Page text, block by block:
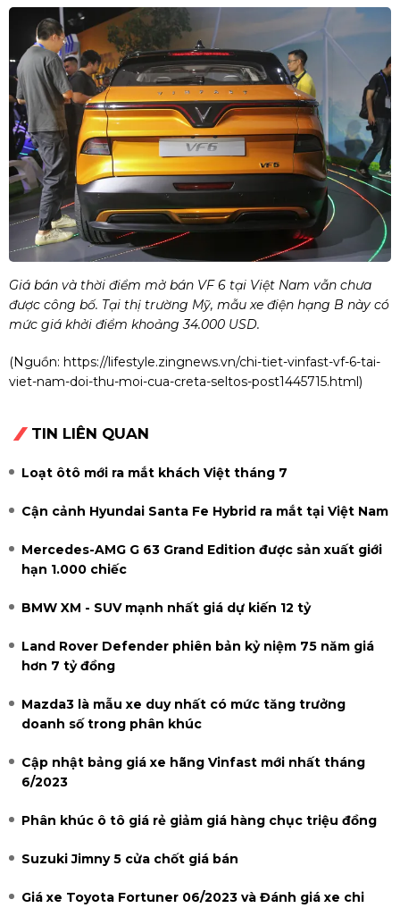
Giá bán và thời điểm mở bán VF 6 tại Việt Nam vẫn chưa
được công bố. Tại thị trường Mỹ, mẫu xe điện hạng B này có
mức giá khởi điểm khoảng 34.000 USD.
(Nguồn: https://lifestyle.zingnews.vn/chi-tiet-vinfast-vf-6-tai-
viet-nam-doi-thu-moi-cua-creta-seltos-post1445715.html )
TIN LIÊN QUAN
Loạt ôtô mới ra mắt khách Việt tháng 7
Cận cảnh Hyundai Santa Fe Hybrid ra mắt tại Việt Nam
Mercedes-AMG G 63 Grand Edition được sản xuất giới
hạn 1.000 chiếc
BMW XM - SUV mạnh nhất giá dự kiến 12 tỷ
Land Rover Defender phiên bản kỷ niệm 75 năm giá
hơn 7 tỷ đồng
Mazda3 là mẫu xe duy nhất có mức tăng trưởng
doanh số trong phân khúc
Cập nhật bảng giá xe hãng Vinfast mới nhất tháng
6/2023
Phân khúc ô tô giá rẻ giảm giá hàng chục triệu đồng
Suzuki Jimny 5 cửa chốt giá bán
Giá xe Toyota Fortuner 06/2023 và Đánh giá xe chi